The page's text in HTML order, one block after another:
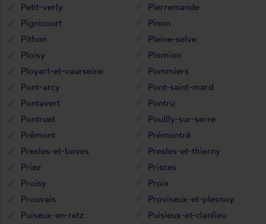
Petit-verly
Pierremande
Pignicourt
Pinon
Pithon
Pleine-selve
Ploisy
Plomion
Ployart-et-vaurseine
Pommiers
Pont-arcy
Pont-saint-mard
Pontavert
Pontru
Pontruet
Pouilly-sur-serre
Prémont
Prémontré
Presles-et-boves
Presles-et-thierny
Priez
Prisces
Proisy
Proix
Prouvais
Proviseux-et-plesnoy
Puiseux-en-retz
Puisieux-et-clanlieu